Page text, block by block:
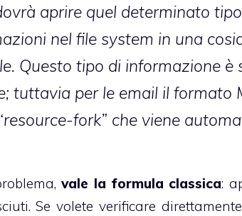
aprire quel determinato
nel file system in una
Questo tipo di informazione
tuttavia per le email il formato
fork” che viene
vale la formula classica:
Se volete verificare